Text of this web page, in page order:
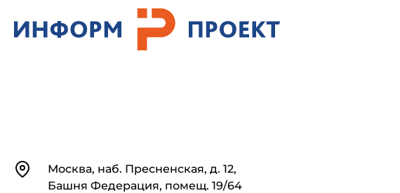
КонтактыМосква, наб. Пресненская, д. 12,
Башня Федерация, помещ. 19/64